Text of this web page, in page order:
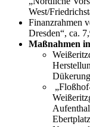
West/
Finanzrahmen
Dresden“, ca.
Maßnahmen
Dükerung